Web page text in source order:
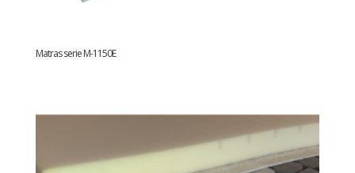
Matras serie M-1150E